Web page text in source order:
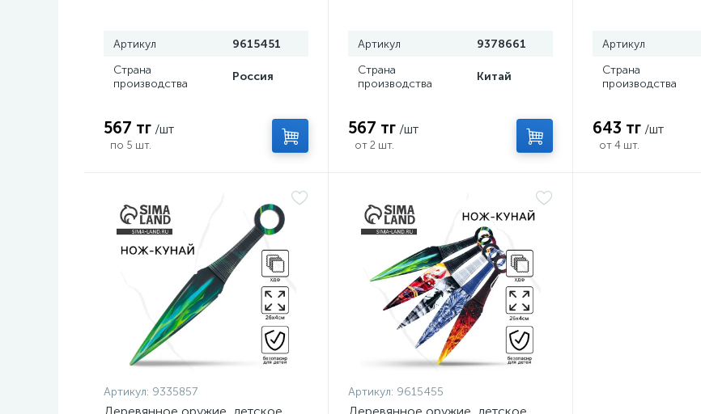
Артикул
9615451
Страна
производства
Россия
567 тг /шт
по 5 шт.
Артикул
9378661
Страна
производства
Китай
567 тг /шт
от 2 шт.
Артикул
Страна
производства
643 тг /шт
от 4 шт.
Артикул: 9335857 Артикул: 9615455